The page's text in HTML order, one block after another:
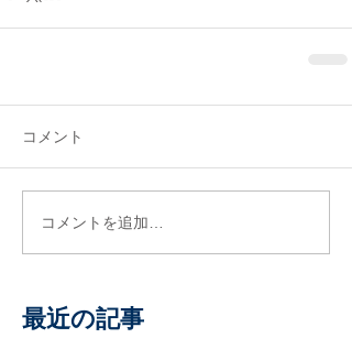
コメント
コメントを追加…
最近の記事